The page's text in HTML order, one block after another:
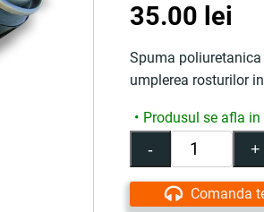
35.00 lei
Spuma poliuretanica
umplerea rosturilor
Produsul se afla in
-
Cantitate
Spuma
poliuretanica
universala
+
Comanda